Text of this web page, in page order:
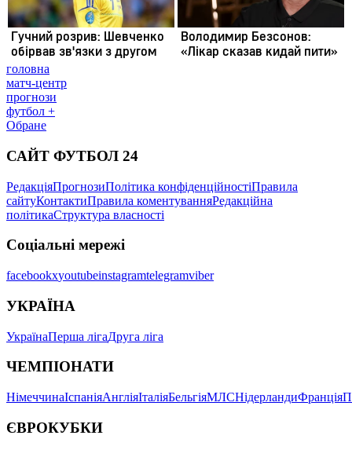
головна
матч-центр
прогнози
футбол +
Обране
САЙТ ФУТБОЛ 24
РедакціяПрогнозиПолітика конфіденційностіПравила
сайтуКонтактиПравила коментуванняРедакційна
політикаСтруктура власності
Соціальні мережі
facebookxyoutubeinstagramtelegramviber
УКРАЇНА
УкраїнаПерша лігаДруга ліга
ЧЕМПІОНАТИ
НімеччинаІспаніяАнгліяІталіяБельгіяМЛСНідерландиФранція
ЄВРОКУБКИ